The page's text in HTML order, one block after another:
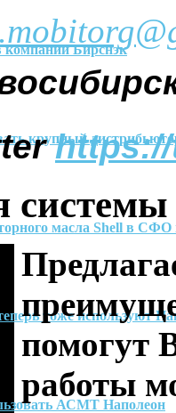
компании Бирснэк
крупный
масла Shell в
тоже используют
АСМТ Наполеон
помогут
работы